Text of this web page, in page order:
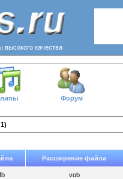
качества
Форум
Расширение файла
vob